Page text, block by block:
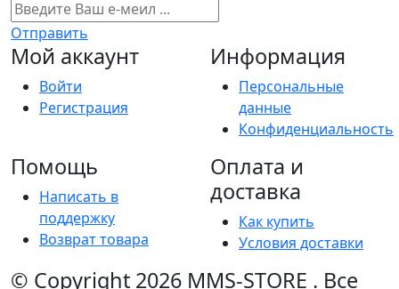
Отправить
Мой аккаунт
Войти
Регистрация
Информация
Персональные
данные
Конфиденциальность
Помощь
Написать в
поддержку
Возврат товара
Оплата и
доставка
Как купить
Условия доставки
© Copyright 2026 MMS-STORE . Все